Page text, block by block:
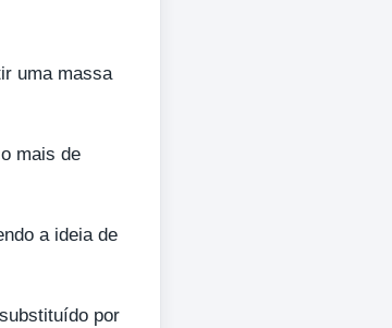
uma massa
mais de
a ideia de
por